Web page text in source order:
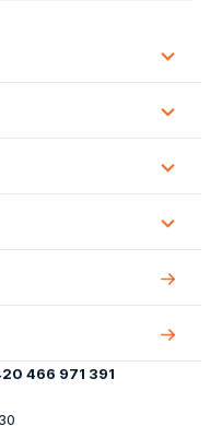
o
O
nás
466 971 391